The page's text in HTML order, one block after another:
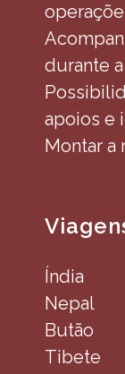
durante
apoios e
Montar a
Índia
Nepal
Butão
Tibete